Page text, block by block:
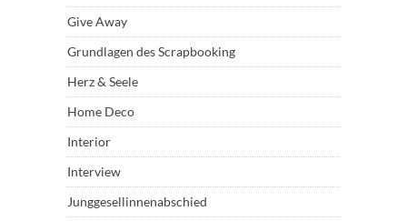
Give Away
Grundlagen des Scrapbooking
Herz & Seele
Home Deco
Interior
Interview
Junggesellinnenabschied